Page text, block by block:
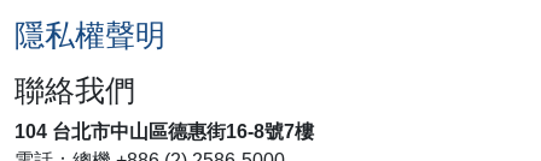
隱私權聲明
聯絡我們
104 台北市中山區德惠街16-8號7樓